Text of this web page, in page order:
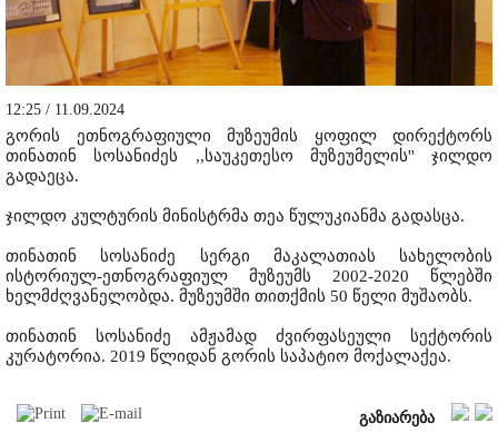
12:25 / 11.09.2024
გორის ეთნოგრაფიული მუზეუმის ყოფილ დირექტორს
თინათინ სოსანიძეს ,,საუკეთესო მუზეუმელის'' ჯილდო
გადაეცა.
ჯილდო კულტურის მინისტრმა თეა წულუკიანმა გადასცა.
თინათინ სოსანიძე სერგი მაკალათიას სახელობის
ისტორიულ-ეთნოგრაფიულ მუზეუმს 2002-2020 წლებში
ხელმძღვანელობდა. მუზეუმში თითქმის 50 წელი მუშაობს.
თინათინ სოსანიძე ამჟამად ძვირფასეული სექტორის
კურატორია. 2019 წლიდან გორის საპატიო მოქალაქეა.
გაზიარება